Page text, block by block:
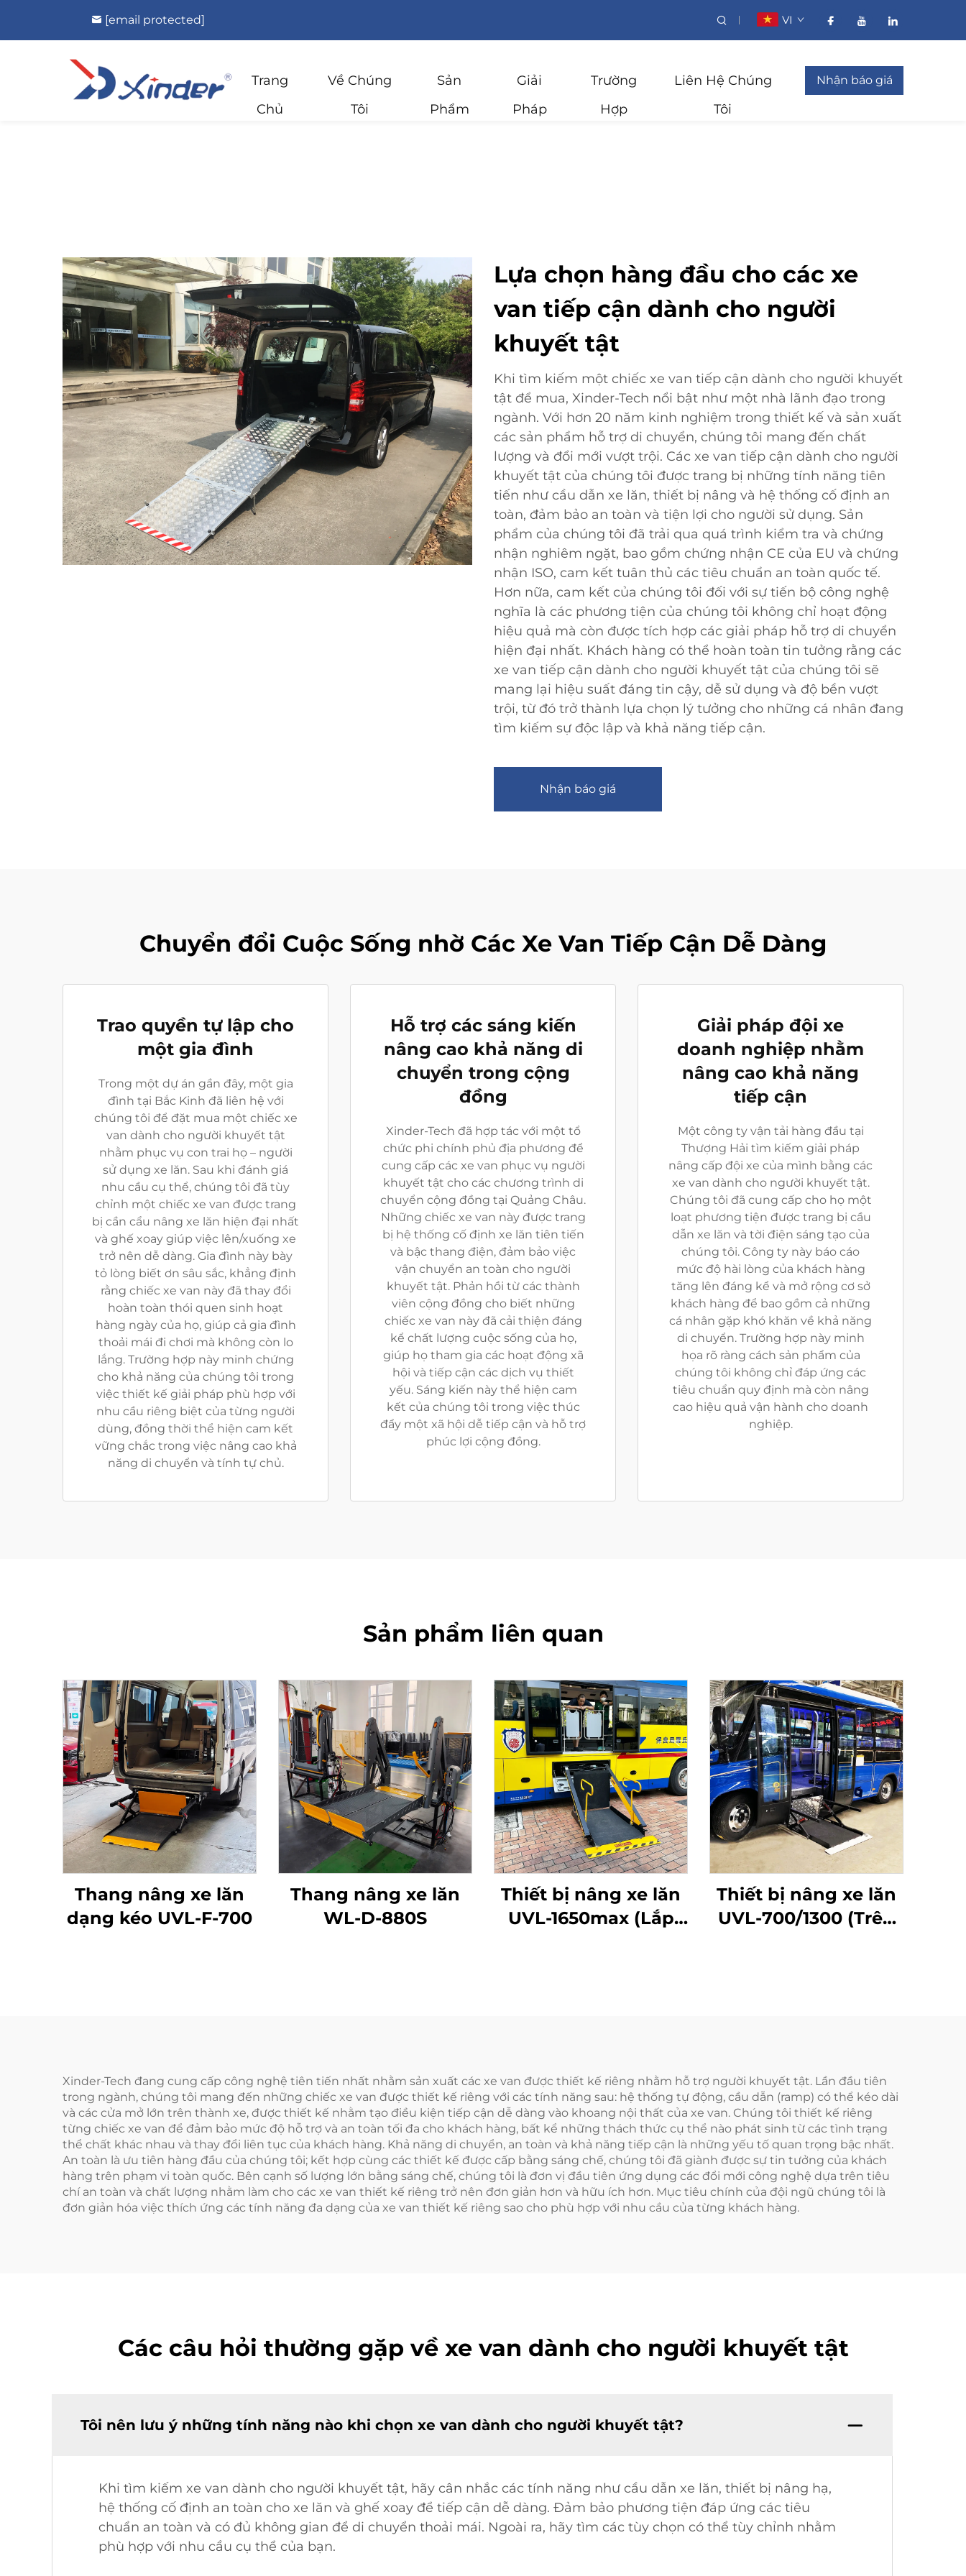
[email protected] VI
Trang
Chủ
Về Chúng
Tôi
Sản
Phẩm
Giải
Pháp
Trường
Hợp
Liên Hệ Chúng
Tôi
Nhận báo giá
Lựa chọn hàng đầu cho các xe
van tiếp cận dành cho người
khuyết tật
Khi tìm kiếm một chiếc xe van tiếp cận dành cho người khuyết
tật để mua, Xinder-Tech nổi bật như một nhà lãnh đạo trong
ngành. Với hơn 20 năm kinh nghiệm trong thiết kế và sản xuất
các sản phẩm hỗ trợ di chuyển, chúng tôi mang đến chất
lượng và đổi mới vượt trội. Các xe van tiếp cận dành cho người
khuyết tật của chúng tôi được trang bị những tính năng tiên
tiến như cầu dẫn xe lăn, thiết bị nâng và hệ thống cố định an
toàn, đảm bảo an toàn và tiện lợi cho người sử dụng. Sản
phẩm của chúng tôi đã trải qua quá trình kiểm tra và chứng
nhận nghiêm ngặt, bao gồm chứng nhận CE của EU và chứng
nhận ISO, cam kết tuân thủ các tiêu chuẩn an toàn quốc tế.
Hơn nữa, cam kết của chúng tôi đối với sự tiến bộ công nghệ
nghĩa là các phương tiện của chúng tôi không chỉ hoạt động
hiệu quả mà còn được tích hợp các giải pháp hỗ trợ di chuyển
hiện đại nhất. Khách hàng có thể hoàn toàn tin tưởng rằng các
xe van tiếp cận dành cho người khuyết tật của chúng tôi sẽ
mang lại hiệu suất đáng tin cậy, dễ sử dụng và độ bền vượt
trội, từ đó trở thành lựa chọn lý tưởng cho những cá nhân đang
tìm kiếm sự độc lập và khả năng tiếp cận.
Nhận báo giá
Chuyển đổi Cuộc Sống nhờ Các Xe Van Tiếp Cận Dễ Dàng
Trao quyền tự lập cho
một gia đình
Trong một dự án gần đây, một gia
đình tại Bắc Kinh đã liên hệ với
chúng tôi để đặt mua một chiếc xe
van dành cho người khuyết tật
nhằm phục vụ con trai họ – người
sử dụng xe lăn. Sau khi đánh giá
nhu cầu cụ thể, chúng tôi đã tùy
chỉnh một chiếc xe van được trang
bị cần cẩu nâng xe lăn hiện đại nhất
và ghế xoay giúp việc lên/xuống xe
trở nên dễ dàng. Gia đình này bày
tỏ lòng biết ơn sâu sắc, khẳng định
rằng chiếc xe van này đã thay đổi
hoàn toàn thói quen sinh hoạt
hàng ngày của họ, giúp cả gia đình
thoải mái đi chơi mà không còn lo
lắng. Trường hợp này minh chứng
cho khả năng của chúng tôi trong
việc thiết kế giải pháp phù hợp với
nhu cầu riêng biệt của từng người
dùng, đồng thời thể hiện cam kết
vững chắc trong việc nâng cao khả
năng di chuyển và tính tự chủ.
Hỗ trợ các sáng kiến
nâng cao khả năng di
chuyển trong cộng
đồng
Xinder-Tech đã hợp tác với một tổ
chức phi chính phủ địa phương để
cung cấp các xe van phục vụ người
khuyết tật cho các chương trình di
chuyển cộng đồng tại Quảng Châu.
Những chiếc xe van này được trang
bị hệ thống cố định xe lăn tiên tiến
và bậc thang điện, đảm bảo việc
vận chuyển an toàn cho người
khuyết tật. Phản hồi từ các thành
viên cộng đồng cho biết những
chiếc xe van này đã cải thiện đáng
kể chất lượng cuộc sống của họ,
giúp họ tham gia các hoạt động xã
hội và tiếp cận các dịch vụ thiết
yếu. Sáng kiến này thể hiện cam
kết của chúng tôi trong việc thúc
đẩy một xã hội dễ tiếp cận và hỗ trợ
phúc lợi cộng đồng.
Giải pháp đội xe
doanh nghiệp nhằm
nâng cao khả năng
tiếp cận
Một công ty vận tải hàng đầu tại
Thượng Hải tìm kiếm giải pháp
nâng cấp đội xe của mình bằng các
xe van dành cho người khuyết tật.
Chúng tôi đã cung cấp cho họ một
loạt phương tiện được trang bị cầu
dẫn xe lăn và tời điện sáng tạo của
chúng tôi. Công ty này báo cáo
mức độ hài lòng của khách hàng
tăng lên đáng kể và mở rộng cơ sở
khách hàng để bao gồm cả những
cá nhân gặp khó khăn về khả năng
di chuyển. Trường hợp này minh
họa rõ ràng cách sản phẩm của
chúng tôi không chỉ đáp ứng các
tiêu chuẩn quy định mà còn nâng
cao hiệu quả vận hành cho doanh
nghiệp.
Sản phẩm liên quan
Thang nâng xe lăn
dạng kéo UVL-F-700
Thang nâng xe lăn
WL-D-880S
Thiết bị nâng xe lăn
UVL-1650max (Lắp
Thiết bị nâng xe lăn
UVL-700/1300 (Trên
Xinder-Tech đang cung cấp công nghệ tiên tiến nhất nhằm sản xuất các xe van được thiết kế riêng nhằm hỗ trợ người khuyết tật. Lần đầu tiên
trong ngành, chúng tôi mang đến những chiếc xe van được thiết kế riêng với các tính năng sau: hệ thống tự động, cầu dẫn (ramp) có thể kéo dài
và các cửa mở lớn trên thành xe, được thiết kế nhằm tạo điều kiện tiếp cận dễ dàng vào khoang nội thất của xe van. Chúng tôi thiết kế riêng
từng chiếc xe van để đảm bảo mức độ hỗ trợ và an toàn tối đa cho khách hàng, bất kể những thách thức cụ thể nào phát sinh từ các tình trạng
thể chất khác nhau và thay đổi liên tục của khách hàng. Khả năng di chuyển, an toàn và khả năng tiếp cận là những yếu tố quan trọng bậc nhất.
An toàn là ưu tiên hàng đầu của chúng tôi; kết hợp cùng các thiết kế được cấp bằng sáng chế, chúng tôi đã giành được sự tin tưởng của khách
hàng trên phạm vi toàn quốc. Bên cạnh số lượng lớn bằng sáng chế, chúng tôi là đơn vị đầu tiên ứng dụng các đổi mới công nghệ dựa trên tiêu
chí an toàn và chất lượng nhằm làm cho các xe van thiết kế riêng trở nên đơn giản hơn và hữu ích hơn. Mục tiêu chính của đội ngũ chúng tôi là
đơn giản hóa việc thích ứng các tính năng đa dạng của xe van thiết kế riêng sao cho phù hợp với nhu cầu của từng khách hàng.
Các câu hỏi thường gặp về xe van dành cho người khuyết tật
Tôi nên lưu ý những tính năng nào khi chọn xe van dành cho người khuyết tật?
Khi tìm kiếm xe van dành cho người khuyết tật, hãy cân nhắc các tính năng như cầu dẫn xe lăn, thiết bị nâng hạ,
hệ thống cố định an toàn cho xe lăn và ghế xoay để tiếp cận dễ dàng. Đảm bảo phương tiện đáp ứng các tiêu
chuẩn an toàn và có đủ không gian để di chuyển thoải mái. Ngoài ra, hãy tìm các tùy chọn có thể tùy chỉnh nhằm
phù hợp với nhu cầu cụ thể của bạn.